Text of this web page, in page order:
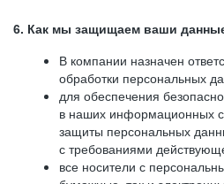
6. Как мы защищаем ваши
В компании назначен
обработки персональных
для обеспечения
в наших информационных
защиты персональных
с требованиями
все носители с